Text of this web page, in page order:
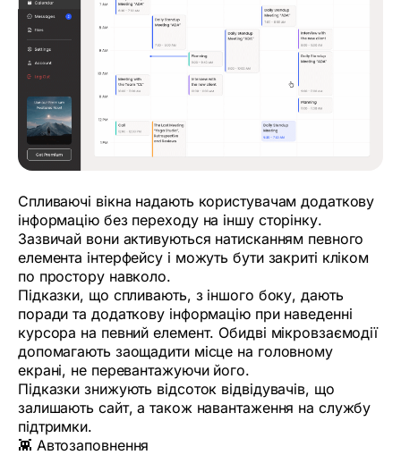
Спливаючі вікна надають користувачам додаткову
інформацію без переходу на іншу сторінку.
Зазвичай вони активуються натисканням певного
елемента інтерфейсу і можуть бути закриті кліком
по простору навколо.
Підказки, що спливають, з іншого боку, дають
поради та додаткову інформацію при наведенні
курсора на певний елемент. Обидві мікровзаємодії
допомагають заощадити місце на головному
екрані, не перевантажуючи його.
Підказки знижують відсоток відвідувачів, що
залишають сайт, а також навантаження на службу
підтримки.
👾 Автозаповнення